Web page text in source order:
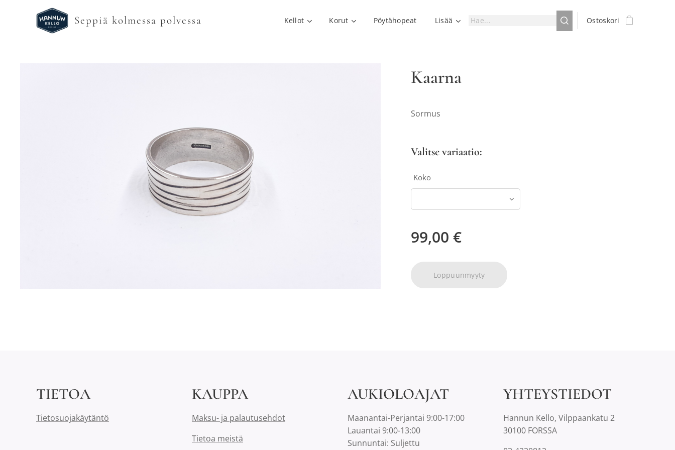
Seppiä kolmessa polvessa Kellot Korut Pöytähopeat Lisää Ostoskori
Kaarna
Sormus
Valitse variaatio:
Koko
99,00 €
Loppuunmyyty
TIETOA
Tietosuojakäytäntö
KAUPPA
Maksu- ja palautusehdot
Tietoa meistä
AUKIOLOAJAT
Maanantai-Perjantai 9:00-17:00
Lauantai 9:00-13:00
Sunnuntai: Suljettu
YHTEYSTIEDOT
Hannun Kello, Vilppaankatu 2
30100 FORSSA